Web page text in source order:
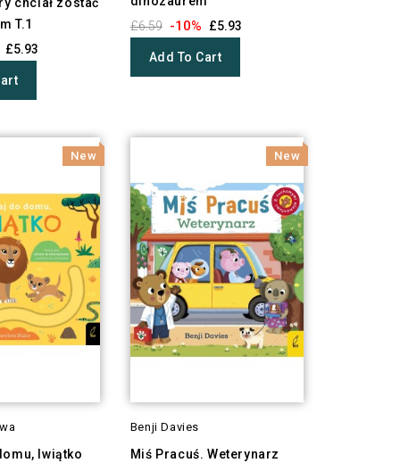
chciał zostać
T.1
£5.93
£6.59 -10% £5.93
Add To Cart
New
lwiątko
New
Benji Davies
Miś Pracuś. Weterynarz